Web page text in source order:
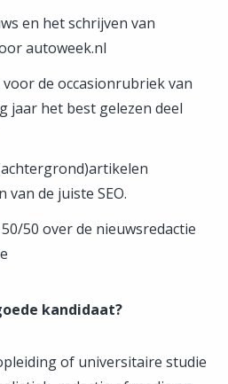
en het schrijven van
autoweek.nl
de occasionrubriek van
jaar het best gelezen deel
de juiste SEO.
50 over de nieuwsredactie
kandidaat?
of universitaire studie